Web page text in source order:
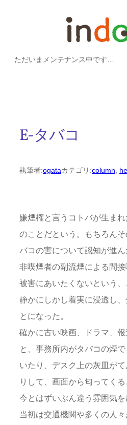
ただいまメンテナンス中です…
E-タバコ
執筆者:ogataカテゴリ:column
嫌煙権と言うコトバが生ま
のことだという。もちろん
バコの害について認知が進ん
非喫煙者の副流煙による間
被害にあいたくないという
静かにしかし着実に浸透し
とになった。
確かに古い映画、ドラマ、
と、事務所内がタバコの煙
いたり、デスク上の灰皿が
りして、画面から匂ってくる
今とはずいぶん違う雰囲気を
当初は交通機関や多くの人